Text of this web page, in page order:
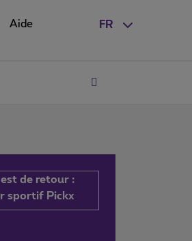
FR
Aide
de retour :
sportif Pickx